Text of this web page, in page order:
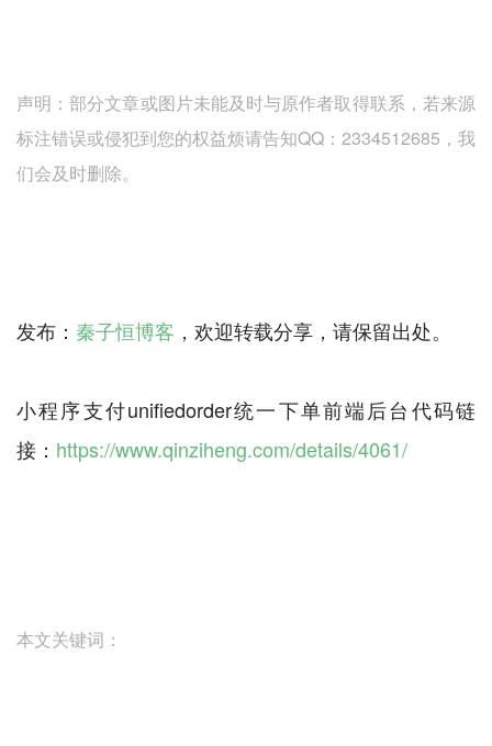
声明：部分文章或图片未能及时与原作者取得联系，若来源
标注错误或侵犯到您的权益烦请告知QQ：2334512685，我
们会及时删除。
发布： 秦子恒博客 ，欢迎转载分享，请保留出处。
小程序支付unifiedorder统一下单前端后台代码链
接： https://www.qinziheng.com/details/4061/
本文关键词：